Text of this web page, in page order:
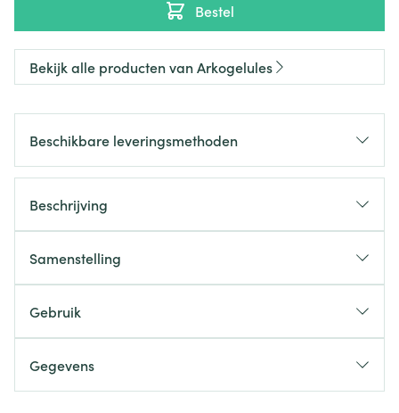
Bestel
Bekijk alle producten van Arkogelules
Beschikbare leveringsmethoden
Beschrijving
Samenstelling
Gebruik
Gegevens